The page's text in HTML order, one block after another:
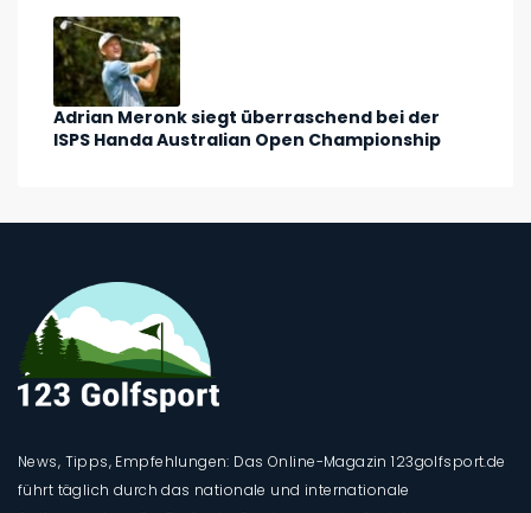
Adrian Meronk siegt überraschend bei der
ISPS Handa Australian Open Championship
News, Tipps, Empfehlungen: Das Online-Magazin 123golfsport.de
führt täglich durch das nationale und internationale